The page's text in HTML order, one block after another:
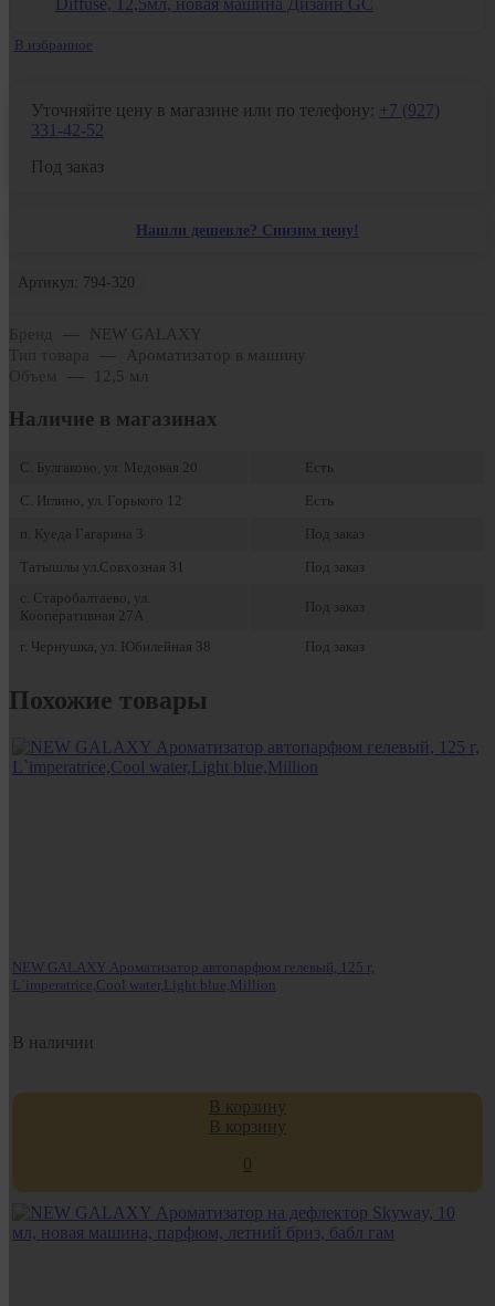
В избранное
Уточняйте цену в магазине или по телефону: +7 (927)
331-42-52
Под заказ
Нашли дешевле? Снизим цену!
Артикул: 794-320
—
NEW GALAXY
—
Ароматизатор в машину
— 12,5 мл
Наличие в магазинах
С. Булгаково, ул. Медовая 20
Есть
С. Иглино, ул. Горького 12
Есть
п. Куеда Гагарина 3
Под заказ
Татышлы ул.Совхозная 31
Под заказ
с. Старобалтаево, ул.
Кооперативная 27А
Под заказ
г. Чернушка, ул. Юбилейная 38 Под заказ
Похожие товары
NEW GALAXY Ароматизатор автопарфюм гелевый, 125 г,
L`imperatrice,Cool water,Light blue,Million
В наличии
В корзину
В корзину
0